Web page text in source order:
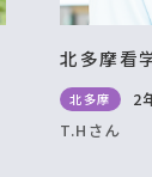
北多摩看
北多摩
2
T.Hさん